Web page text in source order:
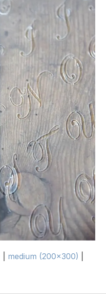
medium (200x300)